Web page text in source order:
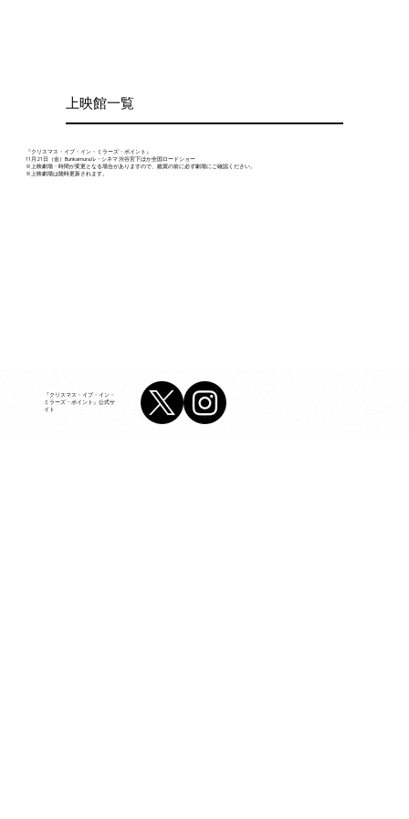
​上映館一覧
『クリスマス・イブ・イン・ミラーズ・ポイント』
11月21日（金）Bunkamuraル・シネマ 渋谷宮下ほか全国ロードショー
※上映劇場・時間が変更となる場合がありますので、鑑賞の前に必ず劇場にご確認ください。
​※上映劇場は随時更新されます。
『クリスマス・イブ・イン・
ミラーズ・ポイント』公式サ
イト